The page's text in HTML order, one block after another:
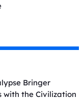
Bringer
with the Civilization